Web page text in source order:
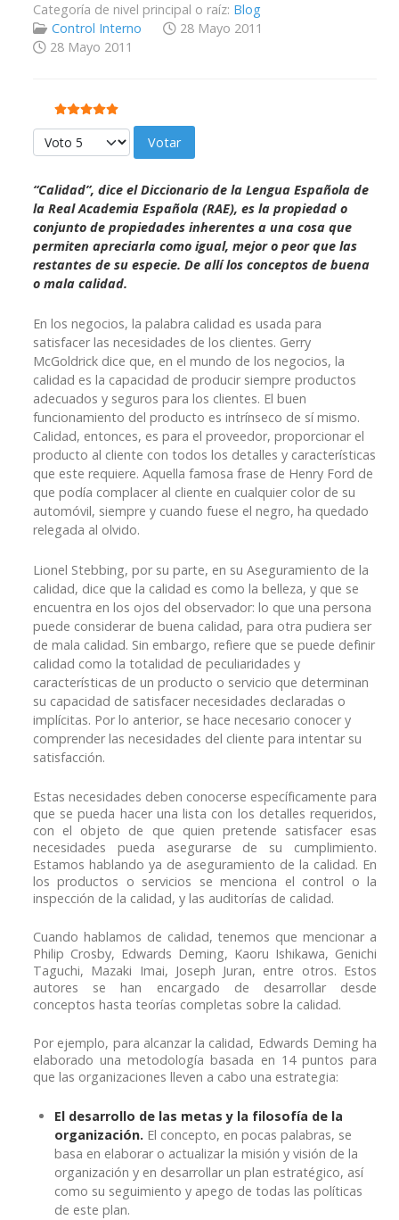
Categoría de nivel principal o raíz: Blog
Control Interno
28 Mayo 2011
28 Mayo 2011
Ratio:5/5
Por favor, vote
“Calidad”, dice el Diccionario de la Lengua Española de
la Real Academia Española (RAE), es la propiedad o
conjunto de propiedades inherentes a una cosa que
permiten apreciarla como igual, mejor o peor que las
restantes de su especie. De allí los conceptos de buena
o mala calidad.
En los negocios, la palabra calidad es usada para
satisfacer las necesidades de los clientes. Gerry
McGoldrick dice que, en el mundo de los negocios, la
calidad es la capacidad de producir siempre productos
adecuados y seguros para los clientes. El buen
funcionamiento del producto es intrínseco de sí mismo.
Calidad, entonces, es para el proveedor, proporcionar el
producto al cliente con todos los detalles y características
que este requiere. Aquella famosa frase de Henry Ford de
que podía complacer al cliente en cualquier color de su
automóvil, siempre y cuando fuese el negro, ha quedado
relegada al olvido.
Lionel Stebbing, por su parte, en su Aseguramiento de la
calidad, dice que la calidad es como la belleza, y que se
encuentra en los ojos del observador: lo que una persona
puede considerar de buena calidad, para otra pudiera ser
de mala calidad. Sin embargo, refiere que se puede definir
calidad como la totalidad de peculiaridades y
características de un producto o servicio que determinan
su capacidad de satisfacer necesidades declaradas o
implícitas. Por lo anterior, se hace necesario conocer y
comprender las necesidades del cliente para intentar su
satisfacción.
Estas necesidades deben conocerse específicamente para
que se pueda hacer una lista con los detalles requeridos,
con el objeto de que quien pretende satisfacer esas
necesidades pueda asegurarse de su cumplimiento.
Estamos hablando ya de aseguramiento de la calidad. En
los productos o servicios se menciona el control o la
inspección de la calidad, y las auditorías de calidad.
Cuando hablamos de calidad, tenemos que mencionar a
Philip Crosby, Edwards Deming, Kaoru Ishikawa, Genichi
Taguchi, Mazaki Imai, Joseph Juran, entre otros. Estos
autores se han encargado de desarrollar desde
conceptos hasta teorías completas sobre la calidad.
Por ejemplo, para alcanzar la calidad, Edwards Deming ha
elaborado una metodología basada en 14 puntos para
que las organizaciones lleven a cabo una estrategia:
El desarrollo de las metas y la filosofía de la
organización. El concepto, en pocas palabras, se
basa en elaborar o actualizar la misión y visión de la
organización y en desarrollar un plan estratégico, así
como su seguimiento y apego de todas las políticas
de este plan.